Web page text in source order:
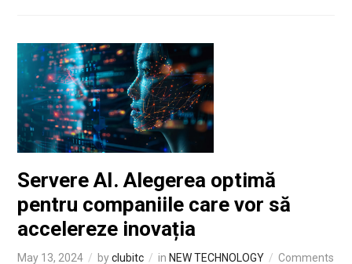
Servere AI. Alegerea optimă
pentru companiile care vor să
accelereze inovația
May 13, 2024 byclubitc in NEW TECHNOLOGY Comments